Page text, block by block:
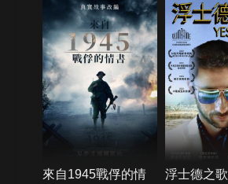
來自1945戰俘的情
浮士德之歌